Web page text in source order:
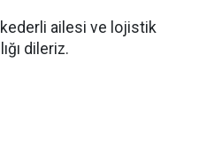
ailesi ve lojistik
dileriz.